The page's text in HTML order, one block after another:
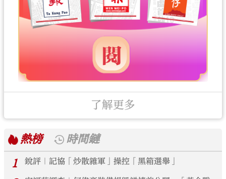
了解更多
熱榜
時間鏈
1
銳評｜記協「炒散雜軍」操控「黑箱選舉」